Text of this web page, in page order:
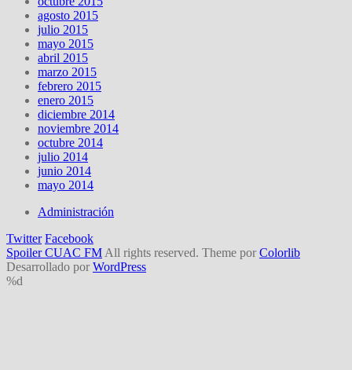
agosto 2015
julio 2015
mayo 2015
abril 2015
marzo 2015
febrero 2015
enero 2015
diciembre 2014
noviembre 2014
octubre 2014
julio 2014
junio 2014
mayo 2014
Administración
Twitter Facebook
Spoiler CUAC FM All rights reserved. Theme por Colorlib
Desarrollado por WordPress
%d